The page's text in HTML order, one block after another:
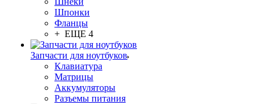
Шпонки
Фланцы
+ ЕЩЕ 4
Запчасти для ноутбуков
Клавиатура
Матрицы
Аккумуляторы
Разъемы питания